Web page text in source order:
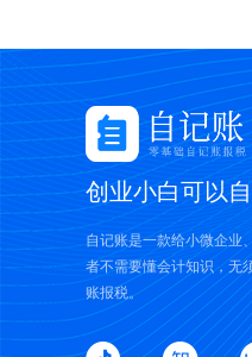
创业小白可以
自记账是一款给小微企业
者不需要懂会计知识，无
账报税。